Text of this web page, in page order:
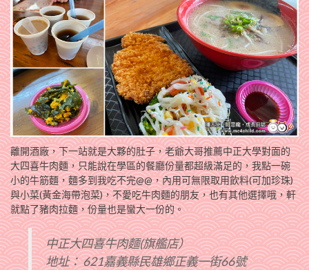
離開酒廠，下一站就是大夥的肚子，老爺大哥推薦中正大學對面的
大四喜牛肉麵，只能說在學區的餐廳份量都超級滿足的，我點一碗
小的牛筋麵，麵多到我吃不完@@，內用可無限取用飲料(可加珍珠)
與小菜(黃金海帶泡菜)，不愛吃牛肉麵的朋友，也有其他選擇哦，軒
就點了豬肉拉麵，份量也是蠻大一份的。
中正大四喜牛肉麵(旗艦店）
地址： 621嘉義縣民雄鄉正義一街66號